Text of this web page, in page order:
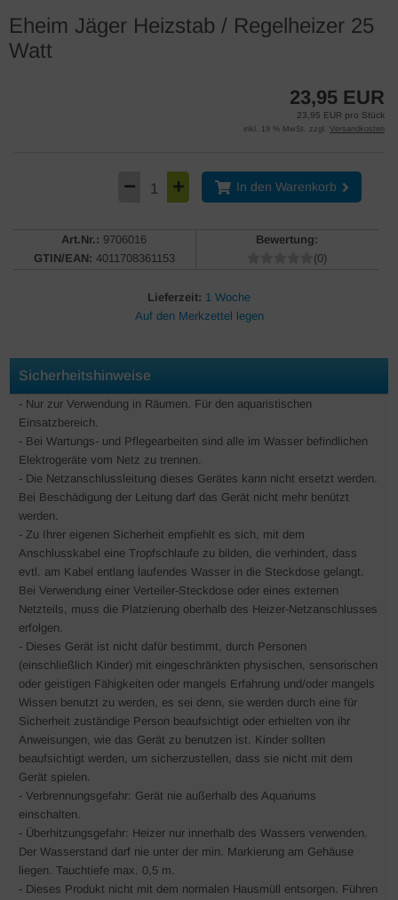
Eheim Jäger Heizstab / Regelheizer 25
Watt
23,95 EUR
23,95 EUR pro Stück
inkl. 19 % MwSt. zzgl. Versandkosten
In den Warenkorb
Art.Nr.: 9706016
GTIN/EAN: 4011708361153
Bewertung:
(0)
Lieferzeit: 1 Woche
Sicherheitshinweise
- Nur zur Verwendung in Räumen. Für den aquaristischen
Einsatzbereich.
- Bei Wartungs- und Pflegearbeiten sind alle im Wasser befindlichen
Elektrogeräte vom Netz zu trennen.
- Die Netzanschlussleitung dieses Gerätes kann nicht ersetzt werden.
Bei Beschädigung der Leitung darf das Gerät nicht mehr benützt
werden.
- Zu Ihrer eigenen Sicherheit empfiehlt es sich, mit dem
Anschlusskabel eine Tropfschlaufe zu bilden, die verhindert, dass
evtl. am Kabel entlang laufendes Wasser in die Steckdose gelangt.
Bei Verwendung einer Verteiler-Steckdose oder eines externen
Netzteils, muss die Platzierung oberhalb des Heizer-Netzanschlusses
erfolgen.
- Dieses Gerät ist nicht dafür bestimmt, durch Personen
(einschließlich Kinder) mit eingeschränkten physischen, sensorischen
oder geistigen Fähigkeiten oder mangels Erfahrung und/oder mangels
Wissen benutzt zu werden, es sei denn, sie werden durch eine für
Sicherheit zuständige Person beaufsichtigt oder erhielten von ihr
Anweisungen, wie das Gerät zu benutzen ist. Kinder sollten
beaufsichtigt werden, um sicherzustellen, dass sie nicht mit dem
Gerät spielen.
- Verbrennungsgefahr: Gerät nie außerhalb des Aquariums
einschalten.
- Überhitzungsgefahr: Heizer nur innerhalb des Wassers verwenden.
Der Wasserstand darf nie unter der min. Markierung am Gehäuse
liegen. Tauchtiefe max. 0,5 m.
- Dieses Produkt nicht mit dem normalen Hausmüll entsorgen. Führen